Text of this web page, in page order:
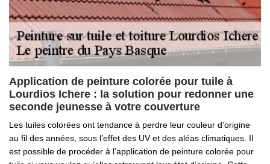
Application de peinture colorée pour tuile à
Lourdios Ichere : la solution pour redonner une
seconde jeunesse à votre couverture
Les tuiles colorées ont tendance à perdre leur couleur d’origine
au fil des années, sous l’effet des UV et des aléas climatiques. Il
est possible de procéder à l’application de peinture colorée pour